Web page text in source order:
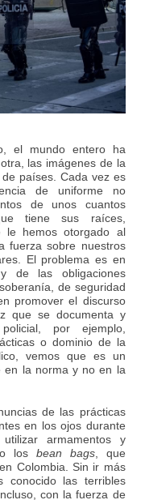
el mundo entero ha
las imágenes de la
países. Cada vez es
de uniforme no
de unos cuantos
tiene sus raíces,
le hemos otorgado al
fuerza sobre nuestros
El problema es en
de las obligaciones
de seguridad
promover el discurso
que se documenta y
por ejemplo,
o dominio de la
vemos que es un
en la norma y no en la
de las prácticas
en los ojos durante
armamentos y
los bean bags, que
Colombia. Sin ir más
conocido las terribles
con la fuerza de